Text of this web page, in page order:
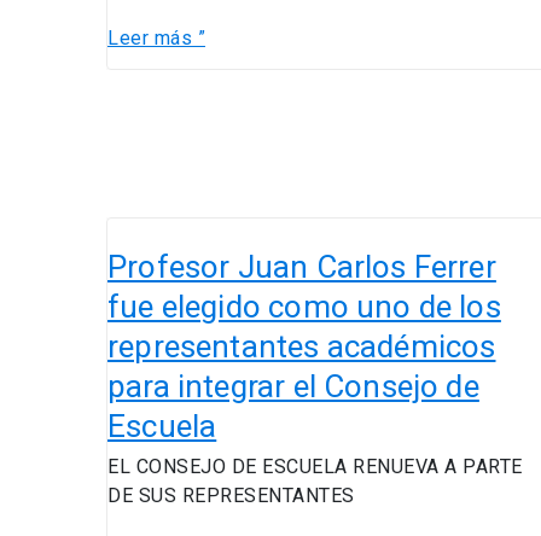
nuevas
Leer más ”
Profesor Juan Carlos Ferrer
fue elegido como uno de los
representantes académicos
para integrar el Consejo de
Escuela
EL CONSEJO DE ESCUELA RENUEVA A PARTE
DE SUS REPRESENTANTES
Juan
Carlos
Ferrer
fue
elegido
como
uno
de
los